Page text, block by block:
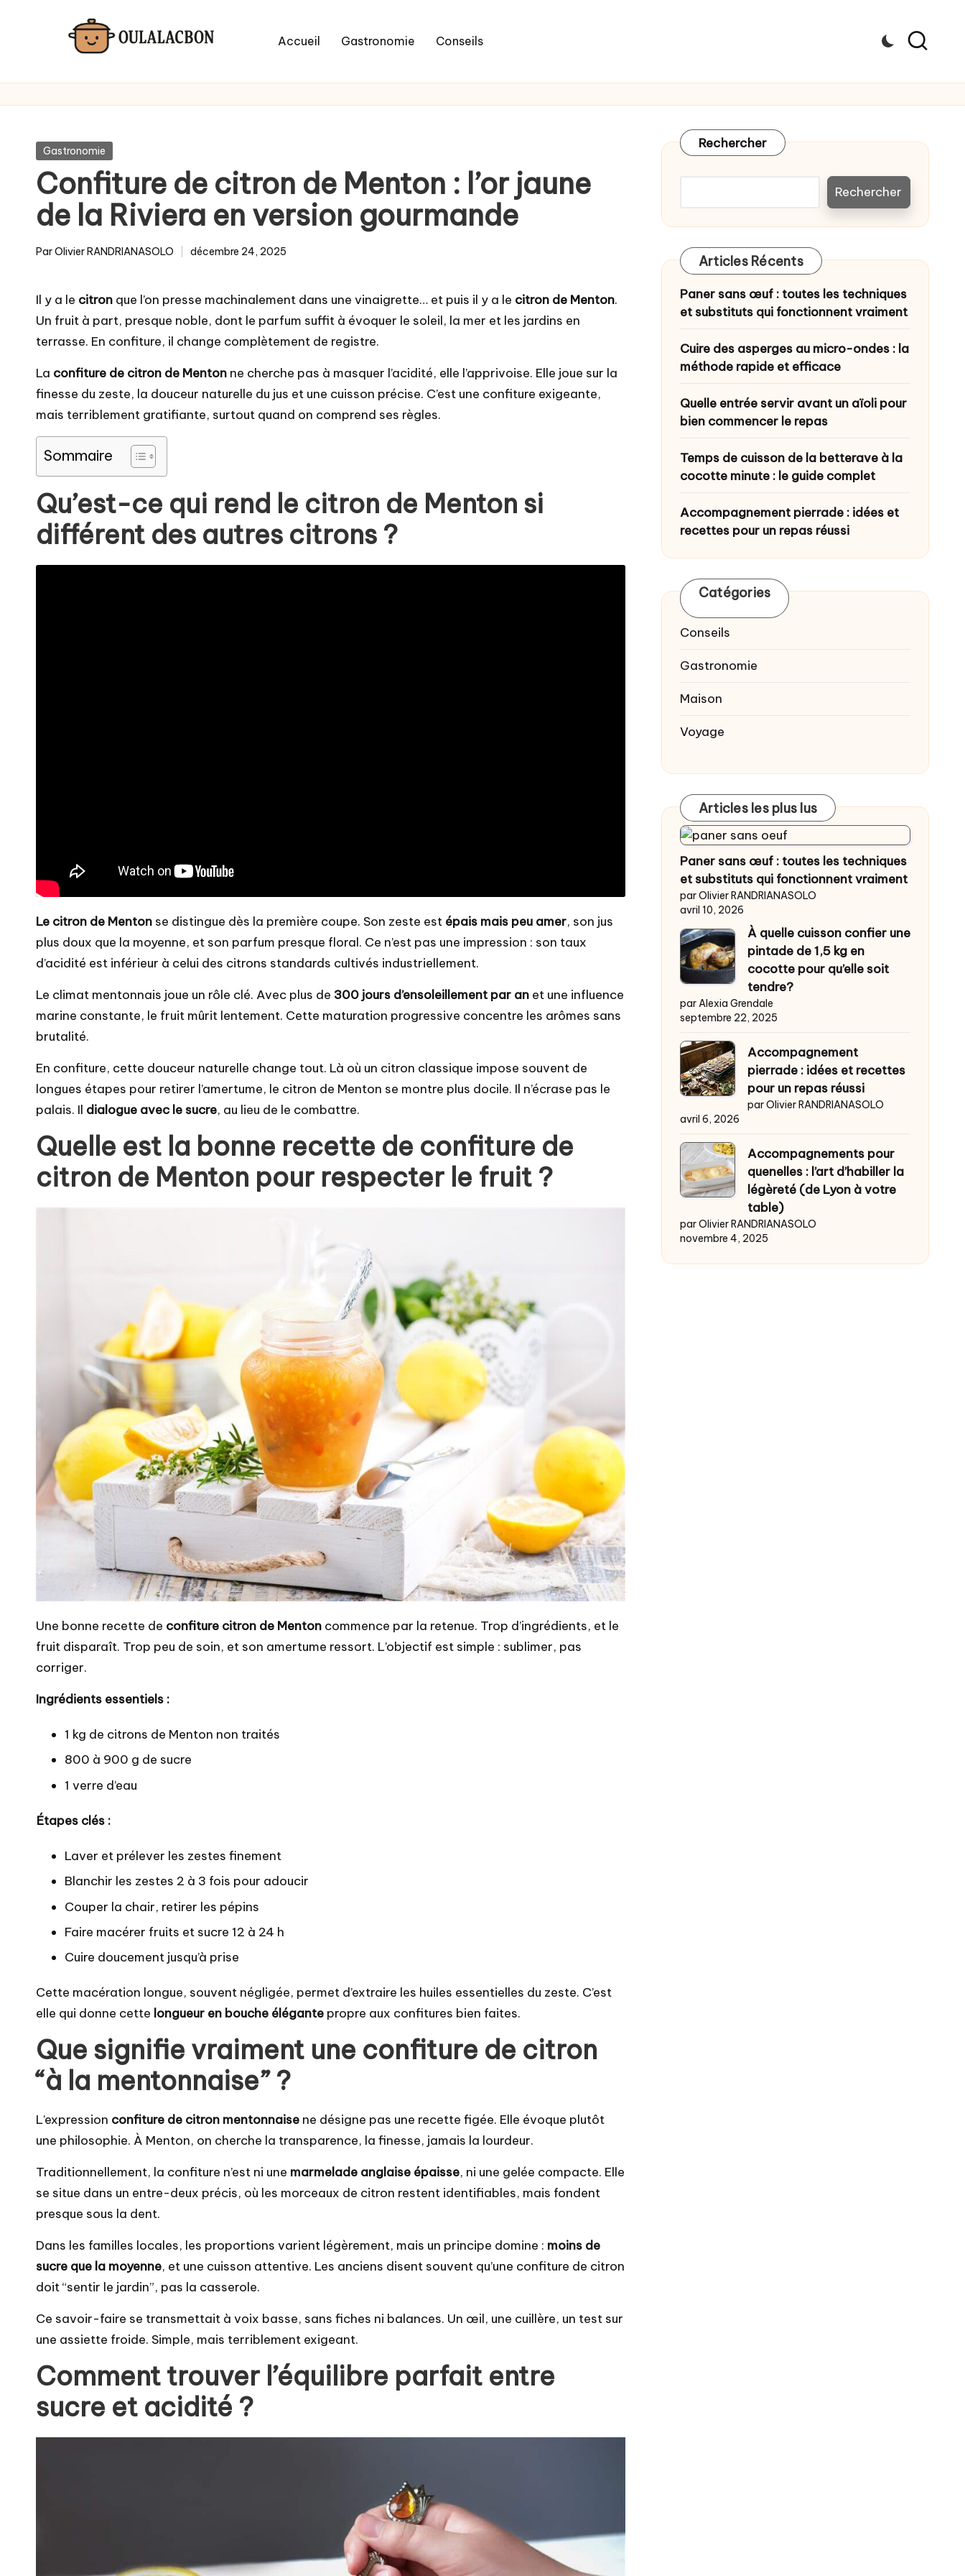
content
Accueil Gastronomie Conseils
Posted
Gastronomie
Confiture de citron de Menton : l’or jaune
de la Riviera en version gourmande
Posted
ParOlivier RANDRIANASOLO décembre 24, 2025
Il y a le citron que l’on presse machinalement dans une vinaigrette… et puis il y a le citron de Menton.
Un fruit à part, presque noble, dont le parfum suffit à évoquer le soleil, la mer et les jardins en
terrasse. En confiture, il change complètement de registre.
La confiture de citron de Menton ne cherche pas à masquer l’acidité, elle l’apprivoise. Elle joue sur la
finesse du zeste, la douceur naturelle du jus et une cuisson précise. C’est une confiture exigeante,
mais terriblement gratifiante, surtout quand on comprend ses règles.
Sommaire
Qu’est-ce qui rend le citron de Menton si
différent des autres citrons ?
Le citron de Menton se distingue dès la première coupe. Son zeste est épais mais peu amer, son jus
plus doux que la moyenne, et son parfum presque floral. Ce n’est pas une impression : son taux
d’acidité est inférieur à celui des citrons standards cultivés industriellement.
Le climat mentonnais joue un rôle clé. Avec plus de 300 jours d’ensoleillement par an et une influence
marine constante, le fruit mûrit lentement. Cette maturation progressive concentre les arômes sans
brutalité.
En confiture, cette douceur naturelle change tout. Là où un citron classique impose souvent de
longues étapes pour retirer l’amertume, le citron de Menton se montre plus docile. Il n’écrase pas le
palais. Il dialogue avec le sucre, au lieu de le combattre.
Quelle est la bonne recette de confiture de
citron de Menton pour respecter le fruit ?
Une bonne recette de confiture citron de Menton commence par la retenue. Trop d’ingrédients, et le
fruit disparaît. Trop peu de soin, et son amertume ressort. L’objectif est simple : sublimer, pas
corriger.
Ingrédients essentiels :
1 kg de citrons de Menton non traités
800 à 900 g de sucre
1 verre d’eau
Étapes clés :
Laver et prélever les zestes finement
Blanchir les zestes 2 à 3 fois pour adoucir
Couper la chair, retirer les pépins
Faire macérer fruits et sucre 12 à 24 h
Cuire doucement jusqu’à prise
Cette macération longue, souvent négligée, permet d’extraire les huiles essentielles du zeste. C’est
elle qui donne cette longueur en bouche élégante propre aux confitures bien faites.
Que signifie vraiment une confiture de citron
“à la mentonnaise” ?
L’expression confiture de citron mentonnaise ne désigne pas une recette figée. Elle évoque plutôt
une philosophie. À Menton, on cherche la transparence, la finesse, jamais la lourdeur.
Traditionnellement, la confiture n’est ni une marmelade anglaise épaisse, ni une gelée compacte. Elle
se situe dans un entre-deux précis, où les morceaux de citron restent identifiables, mais fondent
presque sous la dent.
Dans les familles locales, les proportions varient légèrement, mais un principe domine : moins de
sucre que la moyenne, et une cuisson attentive. Les anciens disent souvent qu’une confiture de citron
doit “sentir le jardin”, pas la casserole.
Ce savoir-faire se transmettait à voix basse, sans fiches ni balances. Un œil, une cuillère, un test sur
une assiette froide. Simple, mais terriblement exigeant.
Comment trouver l’équilibre parfait entre
sucre et acidité ?
Rechercher
Rechercher
Articles Récents
Paner sans œuf : toutes les techniques
et substituts qui fonctionnent vraiment
Cuire des asperges au micro-ondes : la
méthode rapide et efficace
Quelle entrée servir avant un aïoli pour
bien commencer le repas
Temps de cuisson de la betterave à la
cocotte minute : le guide complet
Accompagnement pierrade : idées et
recettes pour un repas réussi
Catégories
Conseils
Gastronomie
Maison
Voyage
Articles les plus lus
Paner sans œuf : toutes les techniques
et substituts qui fonctionnent vraiment
par Olivier RANDRIANASOLO
avril 10, 2026
À quelle cuisson confier une
pintade de 1,5 kg en
cocotte pour qu’elle soit
tendre?
par Alexia Grendale
septembre 22, 2025
Accompagnement
pierrade : idées et recettes
pour un repas réussi
par Olivier RANDRIANASOLO
avril 6, 2026
Accompagnements pour
quenelles : l’art d’habiller la
légèreté (de Lyon à votre
table)
par Olivier RANDRIANASOLO
novembre 4, 2025